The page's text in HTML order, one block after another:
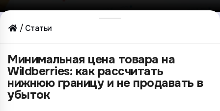
Статьи
Минимальная цена товара на
Wildberries: как рассчитать
нижнюю границу и не продавать в
убыток